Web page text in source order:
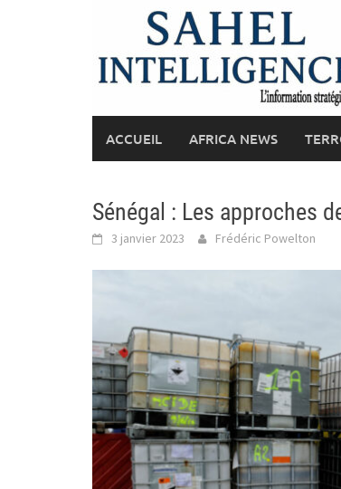
ACCUEIL AFRICA NEWS
Sénégal : Les approches
3 janvier 2023 Frédéric Powelton